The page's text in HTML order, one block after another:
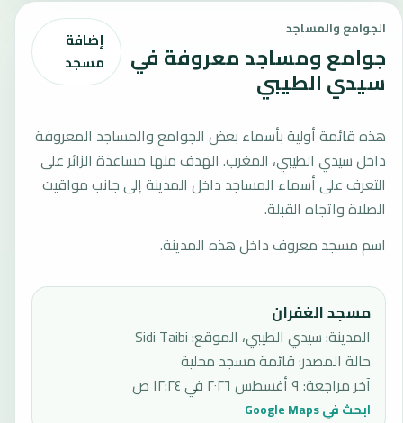
الجوامع والمساجد
جوامع ومساجد معروفة في
سيدي الطيبي
إضافة
مسجد
هذه قائمة أولية بأسماء بعض الجوامع والمساجد المعروفة
داخل سيدي الطيبي، المغرب. الهدف منها مساعدة الزائر على
التعرف على أسماء المساجد داخل المدينة إلى جانب مواقيت
الصلاة واتجاه القبلة.
اسم مسجد معروف داخل هذه المدينة.
مسجد الغفران
المدينة: سيدي الطيبي، الموقع: Sidi Taibi
حالة المصدر:قائمة مسجد محلية
آخر مراجعة: ٩ أغسطس ٢٠٢٦ في ١٢:٢٤ ص
ابحث في Google Maps